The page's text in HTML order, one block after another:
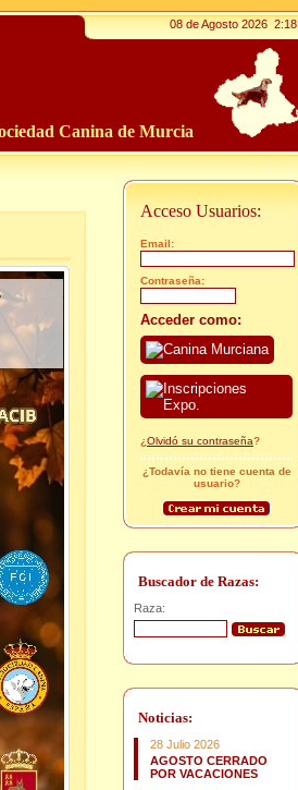
08 de Agosto 2026
Canina de Murcia
Acceso Usuarios:
Email:
Contraseña:
Acceder como:
¿Olvidó su contraseña?
¿Todavía no tiene cuenta de
usuario?
Buscador de Razas:
Raza:
Noticias:
28 Julio 2026
AGOSTO CERRADO
POR VACACIONES